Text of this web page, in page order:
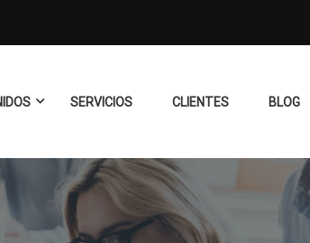
SERVICIOS CLIENTES BLOG